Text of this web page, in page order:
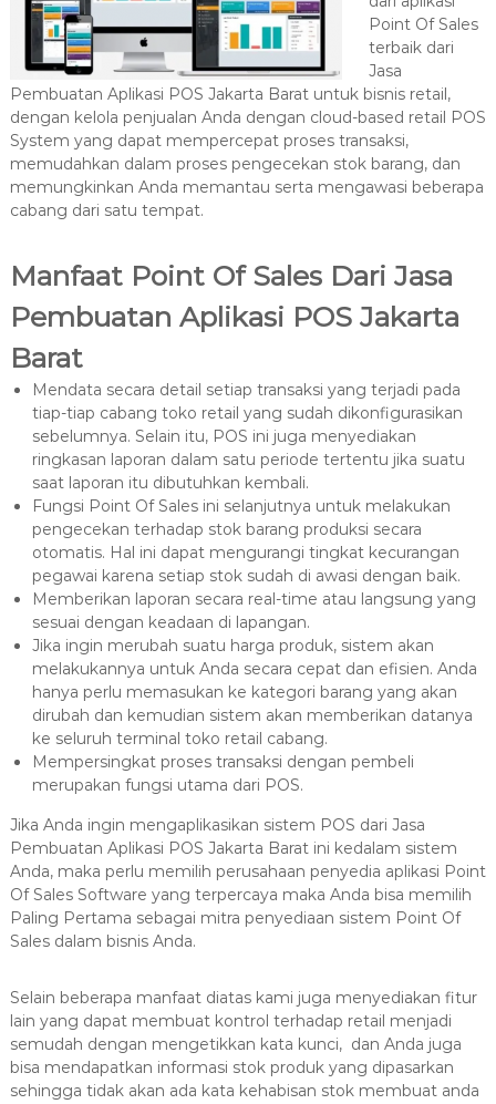
Point Of Sales
terbaik dari
Jasa
Pembuatan Aplikasi POS Jakarta Barat untuk bisnis retail,
dengan kelola penjualan Anda dengan cloud-based retail POS
System yang dapat mempercepat proses transaksi,
memudahkan dalam proses pengecekan stok barang, dan
memungkinkan Anda memantau serta mengawasi beberapa
cabang dari satu tempat.
Manfaat Point Of Sales Dari Jasa
Pembuatan Aplikasi POS Jakarta
Barat
Mendata secara detail setiap transaksi yang terjadi pada
tiap-tiap cabang toko retail yang sudah dikonfigurasikan
sebelumnya. Selain itu, POS ini juga menyediakan
ringkasan laporan dalam satu periode tertentu jika suatu
saat laporan itu dibutuhkan kembali.
Fungsi Point Of Sales ini selanjutnya untuk melakukan
pengecekan terhadap stok barang produksi secara
otomatis. Hal ini dapat mengurangi tingkat kecurangan
pegawai karena setiap stok sudah di awasi dengan baik.
Memberikan laporan secara real-time atau langsung yang
sesuai dengan keadaan di lapangan.
Jika ingin merubah suatu harga produk, sistem akan
melakukannya untuk Anda secara cepat dan efisien. Anda
hanya perlu memasukan ke kategori barang yang akan
dirubah dan kemudian sistem akan memberikan datanya
ke seluruh terminal toko retail cabang.
Mempersingkat proses transaksi dengan pembeli
merupakan fungsi utama dari POS.
Jika Anda ingin mengaplikasikan sistem POS dari Jasa
Pembuatan Aplikasi POS Jakarta Barat ini kedalam sistem
Anda, maka perlu memilih perusahaan penyedia aplikasi Point
Of Sales Software yang terpercaya maka Anda bisa memilih
Paling Pertama sebagai mitra penyediaan sistem Point Of
Sales dalam bisnis Anda.
Selain beberapa manfaat diatas kami juga menyediakan fitur
lain yang dapat membuat kontrol terhadap retail menjadi
semudah dengan mengetikkan kata kunci, dan Anda juga
bisa mendapatkan informasi stok produk yang dipasarkan
sehingga tidak akan ada kata kehabisan stok membuat anda